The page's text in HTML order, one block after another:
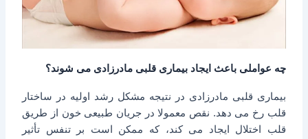
چه عواملی باعث ایجاد بیماری قلبی مادرزادی می شوند؟
بیماری قلبی مادرزادی در نتیجه مشکل رشد اولیه در ساختار
قلب رخ می دهد. نقص معمولا در جریان طبیعی خون از طریق
قلب اختلال ایجاد می کند، که ممکن است بر تنفس تأثیر